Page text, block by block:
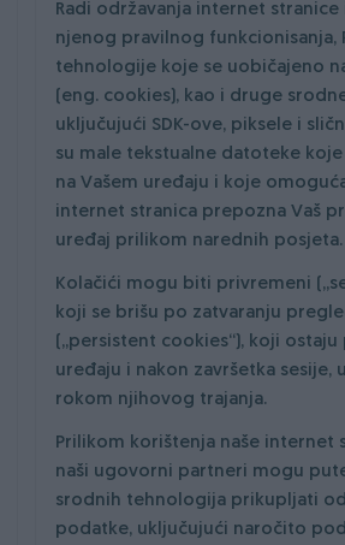
Radi održavanja internet stranice
njenog pravilnog funkcionisanja,
tehnologije koje se uobičajeno
(eng. cookies), kao i druge
uključujući SDK-ove, piksele i
su male tekstualne datoteke
na Vašem uređaju i koje
internet stranica prepozna Vaš
uređaj prilikom narednih posjeta.
Kolačići mogu biti privremeni
koji se brišu po zatvaranju
(„persistent cookies“), koji
uređaju i nakon završetka sesije,
rokom njihovog trajanja.
Prilikom korištenja naše internet
naši ugovorni partneri mogu
srodnih tehnologija prikupljati
podatke, uključujući naročito